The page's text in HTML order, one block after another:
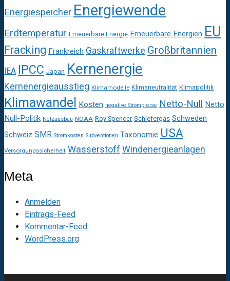
Energiespeicher Energiewende
Erdtemperatur Erneuerbare Energie Erneuerbare Energien EU
Fracking Frankreich Gaskraftwerke Großbritannien
IEA IPCC Japan Kernenergie
Kernenergieausstieg Klimamodelle Klimaneutralität Klimapolitik
Klimawandel Kosten negative Strompreise Netto-Null
Netto
Null-Politik Netzausbau NOAA Roy Spencer Schiefergas Schweden
Schweiz SMR Stromkosten Subventionen Taxonomie USA
Versorgungssicherheit Wasserstoff Windenergieanlagen
Meta
Anmelden
Eintrags-Feed
Kommentar-Feed
WordPress.org